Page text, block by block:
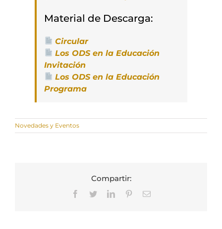
Material de Descarga:
Circular
Los ODS en la Educación
Invitación
Los ODS en la Educación
Programa
Novedades y Eventos
Compartir:
Facebook
TwitterLinkedInPinterestCorreo